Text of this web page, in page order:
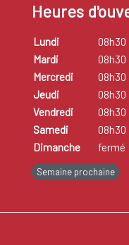
Heures
Lundi 08h30
Mardi
08h30
Mercredi
08h30
Jeudi
08h30
Vendredi
08h30
Samedi
08h30
Dimanche
fermé
Semaine prochaine